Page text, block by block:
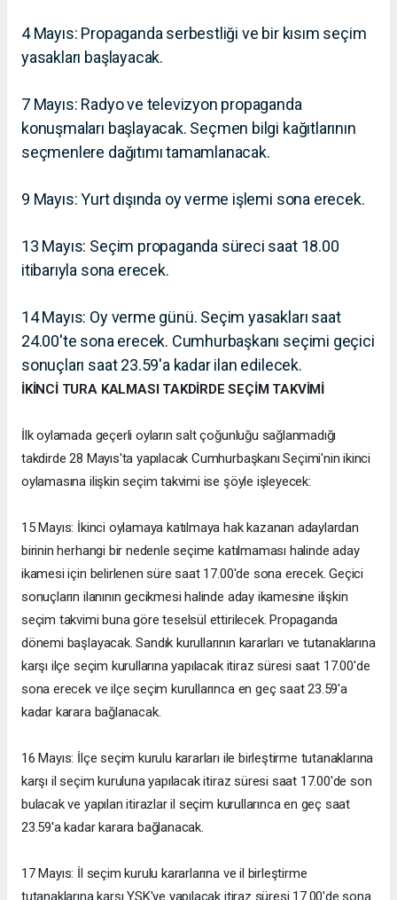
4 Mayıs: Propaganda serbestliği ve bir kısım seçim
yasakları başlayacak.
7 Mayıs: Radyo ve televizyon propaganda
konuşmaları başlayacak. Seçmen bilgi kağıtlarının
seçmenlere dağıtımı tamamlanacak.
9 Mayıs: Yurt dışında oy verme işlemi sona erecek.
13 Mayıs: Seçim propaganda süreci saat 18.00
itibarıyla sona erecek.
14 Mayıs: Oy verme günü. Seçim yasakları saat
24.00'te sona erecek. Cumhurbaşkanı seçimi geçici
sonuçları saat 23.59'a kadar ilan edilecek.
İKİNCİ TURA KALMASI TAKDİRDE SEÇİM TAKVİMİ
İlk oylamada geçerli oyların salt çoğunluğu sağlanmadığı
takdirde 28 Mayıs'ta yapılacak Cumhurbaşkanı Seçimi'nin ikinci
oylamasına ilişkin seçim takvimi ise şöyle işleyecek:
15 Mayıs: İkinci oylamaya katılmaya hak kazanan adaylardan
birinin herhangi bir nedenle seçime katılmaması halinde aday
ikamesi için belirlenen süre saat 17.00'de sona erecek. Geçici
sonuçların ilanının gecikmesi halinde aday ikamesine ilişkin
seçim takvimi buna göre teselsül ettirilecek. Propaganda
dönemi başlayacak. Sandık kurullarının kararları ve tutanaklarına
karşı ilçe seçim kurullarına yapılacak itiraz süresi saat 17.00'de
sona erecek ve ilçe seçim kurullarınca en geç saat 23.59'a
kadar karara bağlanacak.
16 Mayıs: İlçe seçim kurulu kararları ile birleştirme tutanaklarına
karşı il seçim kuruluna yapılacak itiraz süresi saat 17.00'de son
bulacak ve yapılan itirazlar il seçim kurullarınca en geç saat
23.59'a kadar karara bağlanacak.
17 Mayıs: İl seçim kurulu kararlarına ve il birleştirme
tutanaklarına karşı YSK'ye yapılacak itiraz süresi 17.00'de sona